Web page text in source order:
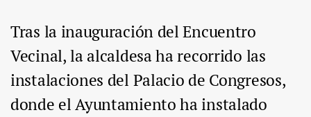
Tras la inauguración del Encuentro
Vecinal, la alcaldesa ha recorrido las
instalaciones del Palacio de Congresos,
donde el Ayuntamiento ha instalado